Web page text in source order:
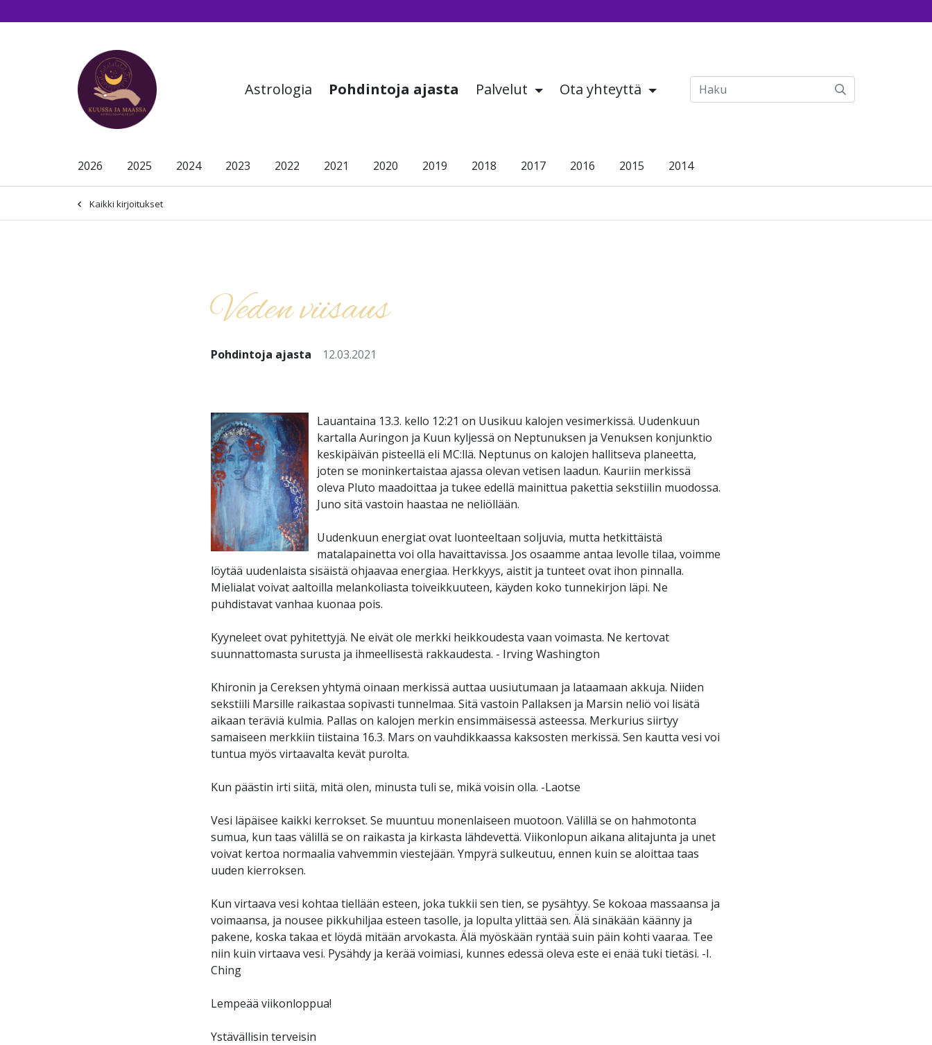
Astrologia Pohdintoja ajasta Palvelut Ota yhteyttä
2026 2025 2024 2023 2022 2021 2020 2019 2018 2017 2016 2015 2014
Kaikki kirjoitukset
Veden viisaus
Pohdintoja ajasta 12.03.2021
Lauantaina 13.3. kello 12:21 on Uusikuu kalojen vesimerkissä. Uudenkuun
kartalla Auringon ja Kuun kyljessä on Neptunuksen ja Venuksen konjunktio
keskipäivän pisteellä eli MC:llä. Neptunus on kalojen hallitseva planeetta,
joten se moninkertaistaa ajassa olevan vetisen laadun. Kauriin merkissä
oleva Pluto maadoittaa ja tukee edellä mainittua pakettia sekstiilin muodossa.
Juno sitä vastoin haastaa ne neliöllään.
Uudenkuun energiat ovat luonteeltaan soljuvia, mutta hetkittäistä
matalapainetta voi olla havaittavissa. Jos osaamme antaa levolle tilaa, voimme
löytää uudenlaista sisäistä ohjaavaa energiaa. Herkkyys, aistit ja tunteet ovat ihon pinnalla.
Mielialat voivat aaltoilla melankoliasta toiveikkuuteen, käyden koko tunnekirjon läpi. Ne
puhdistavat vanhaa kuonaa pois.
Kyyneleet ovat pyhitettyjä. Ne eivät ole merkki heikkoudesta vaan voimasta. Ne kertovat
suunnattomasta surusta ja ihmeellisestä rakkaudesta. - Irving Washington
Khironin ja Cereksen yhtymä oinaan merkissä auttaa uusiutumaan ja lataamaan akkuja. Niiden
sekstiili Marsille raikastaa sopivasti tunnelmaa. Sitä vastoin Pallaksen ja Marsin neliö voi lisätä
aikaan teräviä kulmia. Pallas on kalojen merkin ensimmäisessä asteessa. Merkurius siirtyy
samaiseen merkkiin tiistaina 16.3. Mars on vauhdikkaassa kaksosten merkissä. Sen kautta vesi voi
tuntua myös virtaavalta kevät purolta.
Kun päästin irti siitä, mitä olen, minusta tuli se, mikä voisin olla. -Laotse
Vesi läpäisee kaikki kerrokset. Se muuntuu monenlaiseen muotoon. Välillä se on hahmotonta
sumua, kun taas välillä se on raikasta ja kirkasta lähdevettä. Viikonlopun aikana alitajunta ja unet
voivat kertoa normaalia vahvemmin viestejään. Ympyrä sulkeutuu, ennen kuin se aloittaa taas
uuden kierroksen.
Kun virtaava vesi kohtaa tiellään esteen, joka tukkii sen tien, se pysähtyy. Se kokoaa massaansa ja
voimaansa, ja nousee pikkuhiljaa esteen tasolle, ja lopulta ylittää sen. Älä sinäkään käänny ja
pakene, koska takaa et löydä mitään arvokasta. Älä myöskään ryntää suin päin kohti vaaraa. Tee
niin kuin virtaava vesi. Pysähdy ja kerää voimiasi, kunnes edessä oleva este ei enää tuki tietäsi. -I.
Ching
Lempeää viikonloppua!
Ystävällisin terveisin